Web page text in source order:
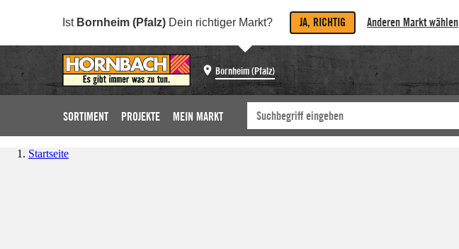
Ist Bornheim (Pfalz) Dein richtiger Markt? JA, RICHTIG Anderen Markt wählen
Bornheim (Pfalz)
SORTIMENT PROJEKTE MEIN MARKT
Startseite